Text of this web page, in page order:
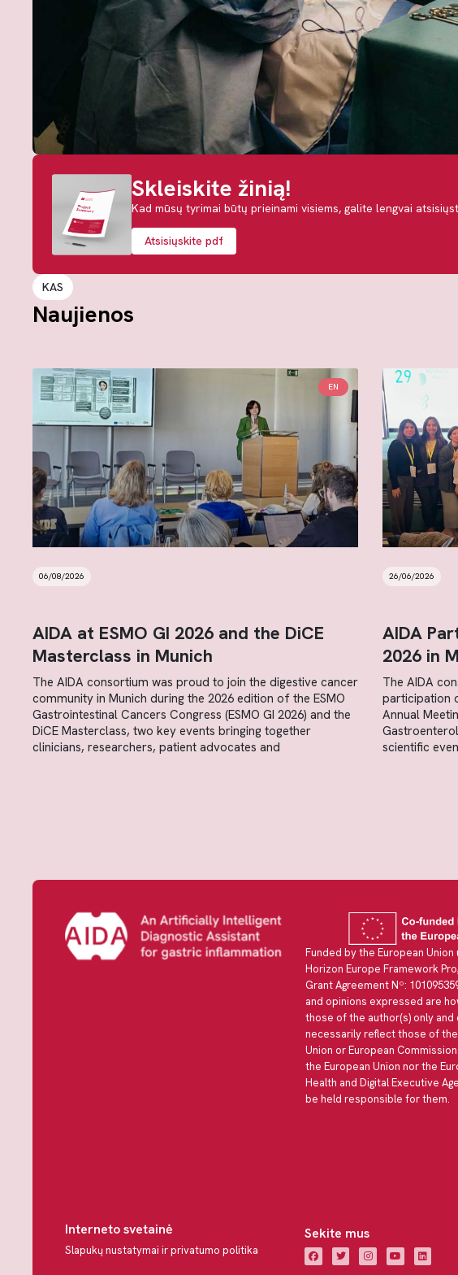
Skleiskite žinią!
Kad mūsų tyrimai būtų prieinami visiems, galite lengvai
Atsisiųskite pdf
KAS
Naujienos
EN
AIDA at ESMO GI 2026 and the DiCE
Masterclass in Munich
The AIDA consortium was proud to join the digestive cancer
community in Munich during the 2026 edition of the ESMO
Gastrointestinal Cancers Congress (ESMO GI 2026) and the
DiCE Masterclass, two key events bringing together
clinicians, researchers, patient advocates and
06/08/2026
AIDA
2026 in
The AIDA
participation
Annual
scientific
26/06/2026
Funded by the European Union
Horizon Europe Framework
Grant Agreement Nº:
and opinions expressed are
those of the author(s) only and
necessarily reflect those of
Union or European
the European Union nor the
Health and Digital Executive
be held responsible for them.
Interneto svetainė
Slapukų nustatymai ir privatumo politika
Sekite mus